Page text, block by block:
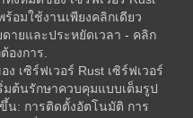
อมใช้งานเพียงคลิกเดียว
ายและประหยัดเวลา - คลิก
องการ.
เซิร์ฟเวอร์ Rust เซิร์ฟเวอร์
มต้นรักษาควบคุมแบบเต็มรูป
น: การติดตั้งอัตโนมัติ การ